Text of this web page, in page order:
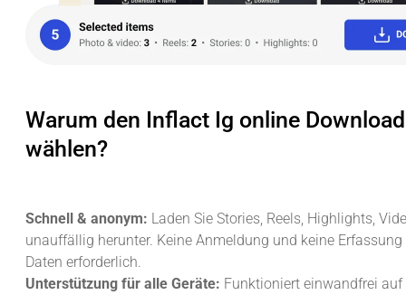
Warum den Inflact Ig online
wählen?
Schnell & anonym: Laden Sie Stories, Reels, Highlights,
unauffällig herunter. Keine Anmeldung und keine
Daten erforderlich.
Unterstützung für alle Geräte: Funktioniert einwandfrei auf